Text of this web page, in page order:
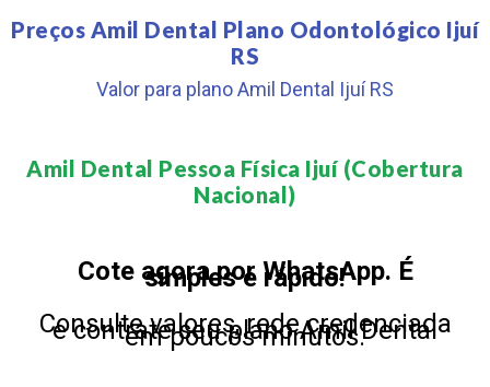
Preços Amil Dental Plano Odontológico Ijuí
RS
Valor para plano Amil Dental Ijuí RS
Amil Dental Pessoa Física Ijuí (Cobertura
Nacional)​
Cote agora por WhatsApp. É
simples e rápido!
Consulte valores, rede credenciada
e contrate seu plano Amil Dental
em poucos minutos.